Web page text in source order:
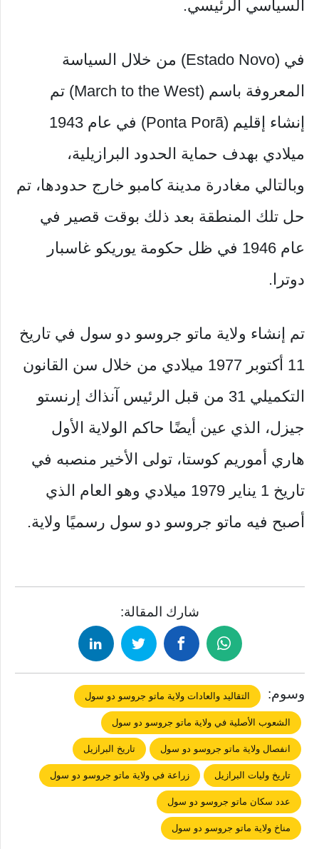
السياسي الرئيسي.
في (Estado Novo) من خلال السياسة
المعروفة باسم (March to the West) تم
إنشاء إقليم (Ponta Porã) في عام 1943
ميلادي بهدف حماية الحدود البرازيلية،
وبالتالي مغادرة مدينة كامبو خارج حدودها، تم
حل تلك المنطقة بعد ذلك بوقت قصير في
عام 1946 في ظل حكومة يوريكو غاسبار
دوترا.
تم إنشاء ولاية ماتو جروسو دو سول في تاريخ
11 أكتوبر 1977 ميلادي من خلال سن القانون
التكميلي 31 من قبل الرئيس آنذاك إرنستو
جيزل، الذي عين أيضًا حاكم الولاية الأول
هاري أموريم كوستا، تولى الأخير منصبه في
تاريخ 1 يناير 1979 ميلادي وهو العام الذي
أصبح فيه ماتو جروسو دو سول رسميًا ولاية.
شارك المقالة:
وسوم: التقاليد والعادات ولاية ماتو جروسو دو سول
الشعوب الأصلية في ولاية ماتو جروسو دو سول
انفصال ولاية ماتو جروسو دو سول تاريخ البرازيل
تاريخ وليات البرازيل زراعة في ولاية ماتو جروسو دو سول
عدد سكان ماتو جروسو دو سول
مناخ ولاية ماتو جروسو دو سول